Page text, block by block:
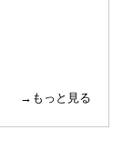
→もっと見る